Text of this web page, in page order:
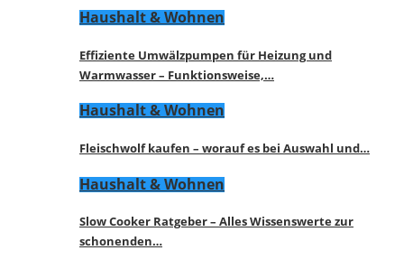
Haushalt & Wohnen
Effiziente Umwälzpumpen für Heizung und
Warmwasser – Funktionsweise,…
Haushalt & Wohnen
Fleischwolf kaufen – worauf es bei Auswahl und…
Haushalt & Wohnen
Slow Cooker Ratgeber – Alles Wissenswerte zur
schonenden…